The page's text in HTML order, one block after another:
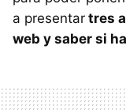
a presentar tres
web y saber si